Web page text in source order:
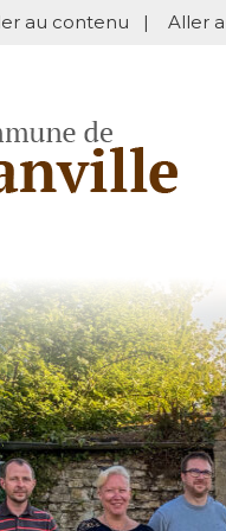
au contenu | Aller